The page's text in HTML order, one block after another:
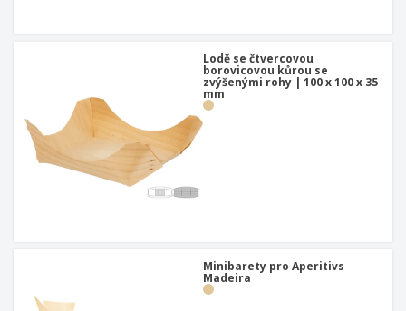
Lodě se čtvercovou
borovicovou kůrou se
zvýšenými rohy | 100 x 100 x 35
mm
Minibarety pro Aperitivs
Madeira